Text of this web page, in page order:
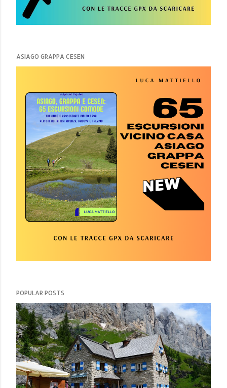
ASIAGO GRAPPA CESEN
POPULAR POSTS